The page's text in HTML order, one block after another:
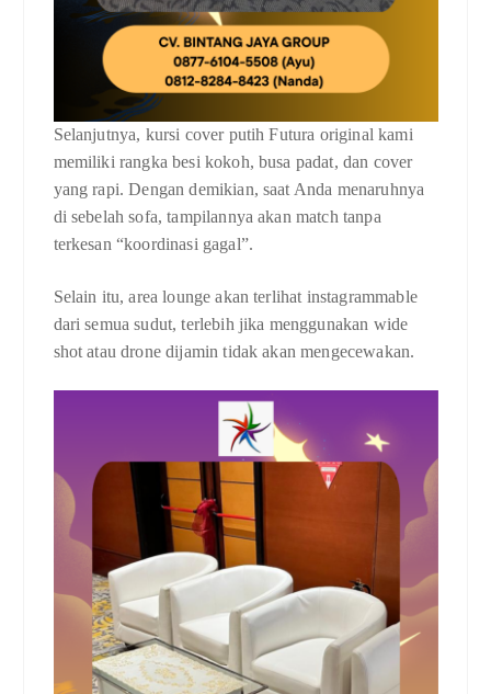
Selanjutnya, kursi cover putih Futura original kami
memiliki rangka besi kokoh, busa padat, dan cover
yang rapi. Dengan demikian, saat Anda menaruhnya
di sebelah sofa, tampilannya akan match tanpa
terkesan “koordinasi gagal”.
Selain itu, area lounge akan terlihat instagrammable
dari semua sudut, terlebih jika menggunakan wide
shot atau drone dijamin tidak akan mengecewakan.